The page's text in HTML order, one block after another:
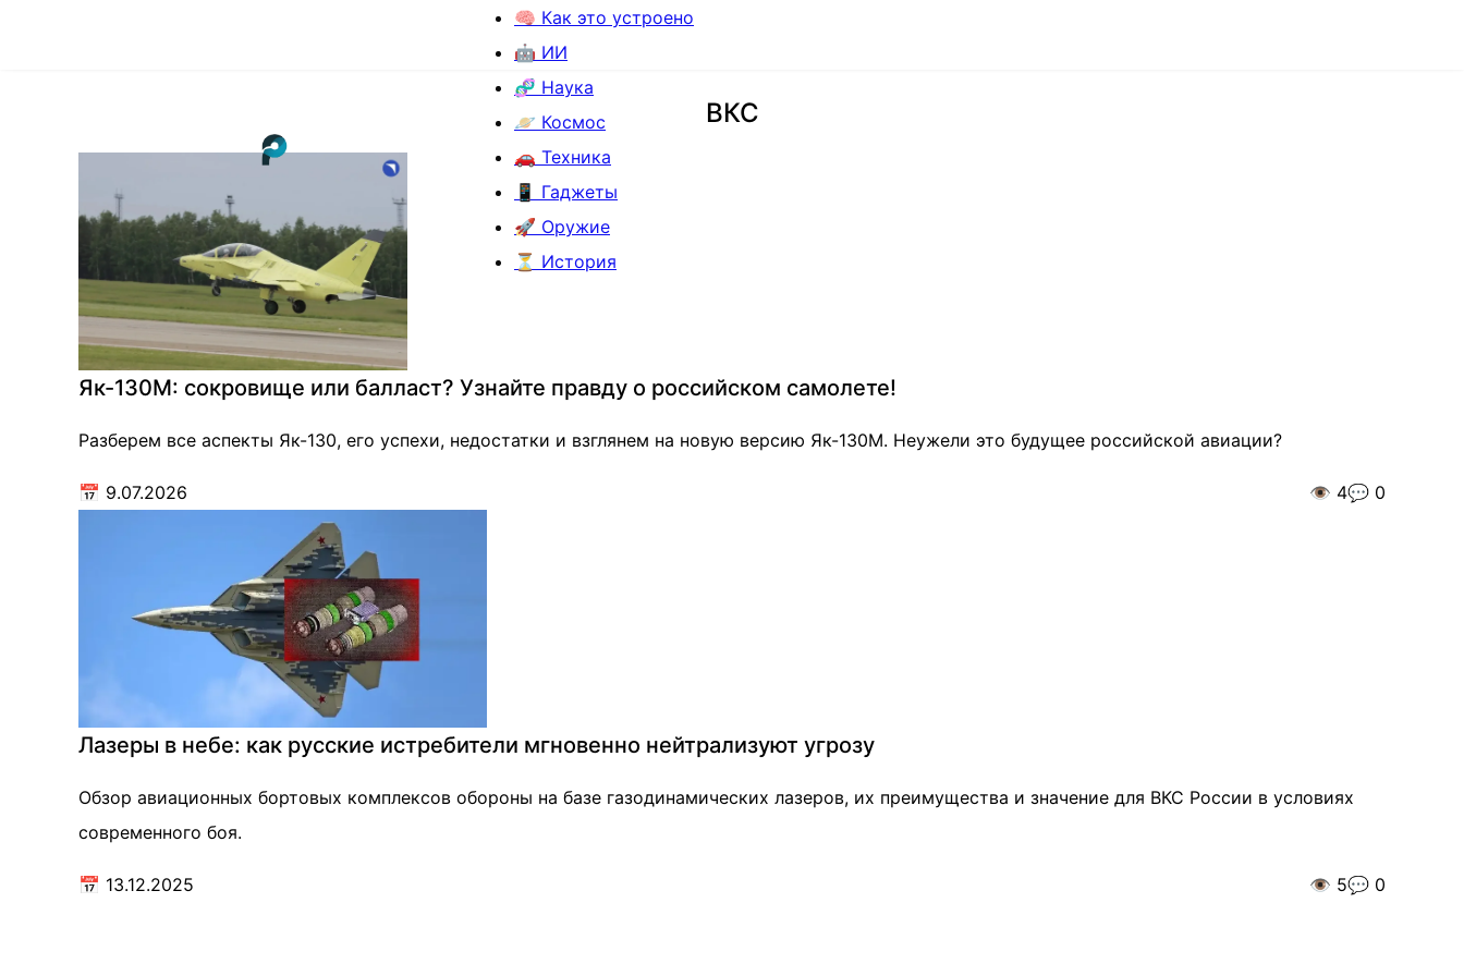
🧠 Как это устроено
🤖 ИИ
🧬 Наука
🪐 Космос
🚗 Техника
📱 Гаджеты
🚀 Оружие
⏳ История
ВКС
Як-130М: сокровище или балласт? Узнайте правду о российском самолете!
Разберем все аспекты Як-130, его успехи, недостатки и взглянем на новую версию Як-130М. Неужели это будущее российской авиации?
📅 9.07.2026 👁️ 4💬 0
Лазеры в небе: как русские истребители мгновенно нейтрализуют угрозу
Обзор авиационных бортовых комплексов обороны на базе газодинамических лазеров, их преимущества и значение для ВКС России в условиях
современного боя.
📅 13.12.2025 👁️ 5💬 0